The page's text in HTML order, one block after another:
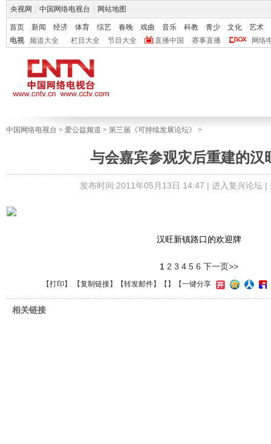
央视网 中国网络电视台 网站地图
首页 新闻 经济 体育 综艺 春晚 戏曲 音乐 科教 青少 文化
艺术
电视
频道大全 栏目大全 节目大全 直播中国 赛事直播 网络
中国网络电视台 > 爱公益频道 > 第三届《可持续发展论坛》 >
与会嘉宾参观灾后重建的汉
发布时间:2011年05月13日 14:47 | 进入复兴论坛|
汉旺新镇路口的欢迎牌
1 2 3 4 5 6 下一页>>
【打印 】 【复制链接】【转发邮件】【 】 【一键分享
相关链接